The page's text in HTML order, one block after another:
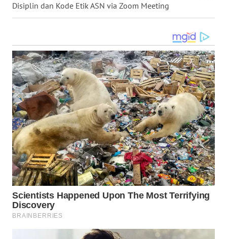
Disiplin dan Kode Etik ASN via Zoom Meeting
WN
LANGKAT
WN
TAPANULI
SELATAN
WN
TANJUNG
LESUNG
WN
KARO
WN
SIMALUNGUN
WN
LABUHANBATU